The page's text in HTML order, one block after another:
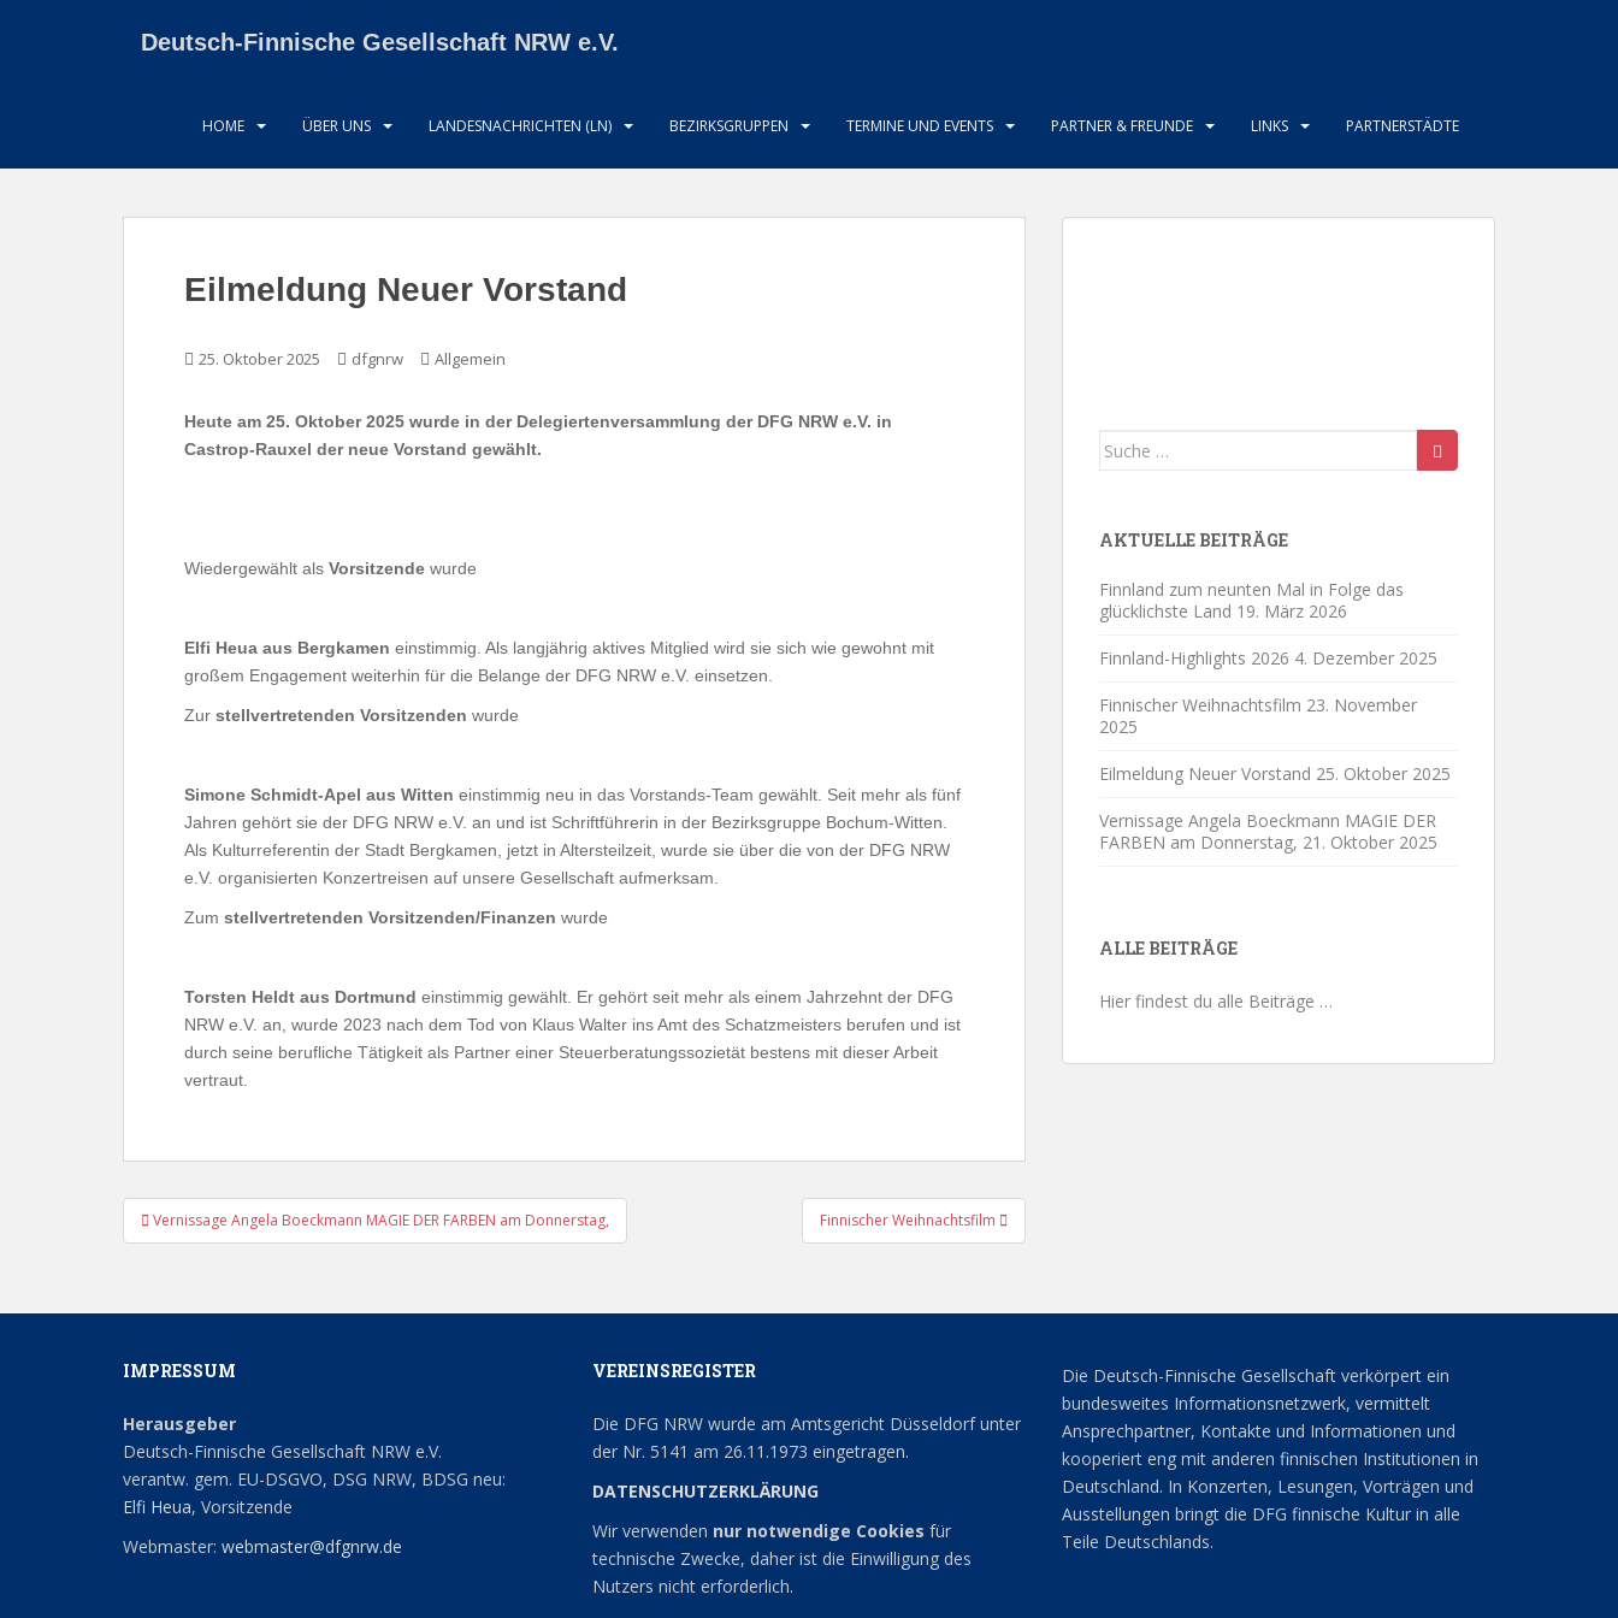
Deutsch-Finnische Gesellschaft NRW e.V.
HOME ÜBER UNS LANDESNACHRICHTEN (LN) BEZIRKSGRUPPEN TERMINE UND EVENTS PARTNER & FREUNDE LINKS PARTNERSTÄDTE
Eilmeldung Neuer Vorstand
25. Oktober 2025 dfgnrw Allgemein
Heute am 25. Oktober 2025 wurde in der Delegiertenversammlung der DFG NRW e.V. in
Castrop-Rauxel der neue Vorstand gewählt.
Wiedergewählt als Vorsitzende wurde
Elfi Heua aus Bergkamen einstimmig. Als langjährig aktives Mitglied wird sie sich wie gewohnt mit
großem Engagement weiterhin für die Belange der DFG NRW e.V. einsetzen.
Zur stellvertretenden Vorsitzenden wurde
Simone Schmidt-Apel aus Witten einstimmig neu in das Vorstands-Team gewählt. Seit mehr als fünf
Jahren gehört sie der DFG NRW e.V. an und ist Schriftführerin in der Bezirksgruppe Bochum-Witten.
Als Kulturreferentin der Stadt Bergkamen, jetzt in Altersteilzeit, wurde sie über die von der DFG NRW
e.V. organisierten Konzertreisen auf unsere Gesellschaft aufmerksam.
Zum stellvertretenden Vorsitzenden/Finanzen wurde
Torsten Heldt aus Dortmund einstimmig gewählt. Er gehört seit mehr als einem Jahrzehnt der DFG
NRW e.V. an, wurde 2023 nach dem Tod von Klaus Walter ins Amt des Schatzmeisters berufen und ist
durch seine berufliche Tätigkeit als Partner einer Steuerberatungssozietät bestens mit dieser Arbeit
vertraut.
Beitragsnavigation
Vernissage Angela Boeckmann MAGIE DER FARBEN am Donnerstag, Finnischer Weihnachtsfilm
Suche
AKTUELLE BEITRÄGE
Finnland zum neunten Mal in Folge das
glücklichste Land 19. März 2026
Finnland-Highlights 2026 4. Dezember 2025
Finnischer Weihnachtsfilm 23. November
2025
Eilmeldung Neuer Vorstand 25. Oktober 2025
Vernissage Angela Boeckmann MAGIE DER
FARBEN am Donnerstag, 21. Oktober 2025
ALLE BEITRÄGE
Hier findest du alle Beiträge …
IMPRESSUM
Herausgeber
Deutsch-Finnische Gesellschaft NRW e.V.
verantw. gem. EU-DSGVO, DSG NRW, BDSG neu:
Elfi Heua, Vorsitzende
Webmaster: webmaster@dfgnrw.de
VEREINSREGISTER
Die DFG NRW wurde am Amtsgericht Düsseldorf unter
der Nr. 5141 am 26.11.1973 eingetragen.
DATENSCHUTZERKLÄRUNG
Wir verwenden nur notwendige Cookies für
technische Zwecke, daher ist die Einwilligung des
Nutzers nicht erforderlich.
Die Deutsch-Finnische Gesellschaft verkörpert ein
bundesweites Informationsnetzwerk, vermittelt
Ansprechpartner, Kontakte und Informationen und
kooperiert eng mit anderen finnischen Institutionen in
Deutschland. In Konzerten, Lesungen, Vorträgen und
Ausstellungen bringt die DFG finnische Kultur in alle
Teile Deutschlands.